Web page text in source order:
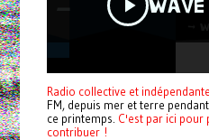
Radio collective et indépendante
FM, depuis mer et terre
ce printemps. C'est par ici pour
contribuer !